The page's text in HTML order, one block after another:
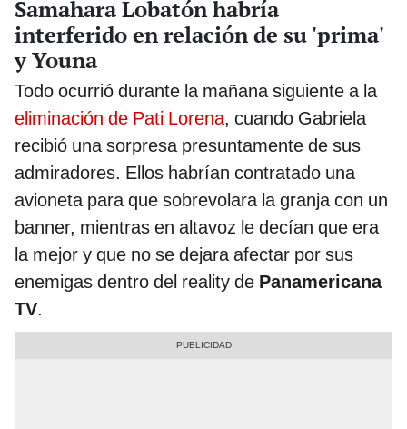
Samahara Lobatón habría
interferido en relación de su 'prima'
y Youna
Todo ocurrió durante la mañana siguiente a la
eliminación de Pati Lorena, cuando Gabriela
recibió una sorpresa presuntamente de sus
admiradores. Ellos habrían contratado una
avioneta para que sobrevolara la granja con un
banner, mientras en altavoz le decían que era
la mejor y que no se dejara afectar por sus
enemigas dentro del reality de Panamericana
TV.